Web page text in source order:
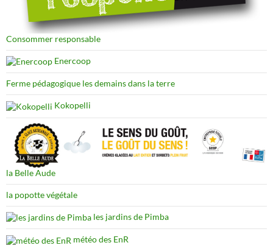
Consommer responsable
Enercoop
Ferme pédagogique les demains dans la terre
Kokopelli
la Belle Aude
la popotte végétale
les jardins de Pimba
météo des EnR